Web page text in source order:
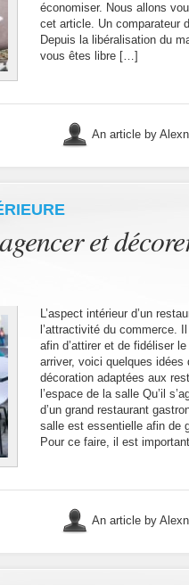
économiser. Nous allons
cet article. Un comparateur
Depuis la libéralisation du
vous êtes libre […]
An article by
et
L’aspect intérieur d’un
l’attractivité du commerce.
afin d’attirer et de fidéliser
arriver, voici quelques idées
décoration adaptées aux
l’espace de la salle Qu’il
d’un grand restaurant
salle est essentielle afin de
Pour ce faire, il est
An article by